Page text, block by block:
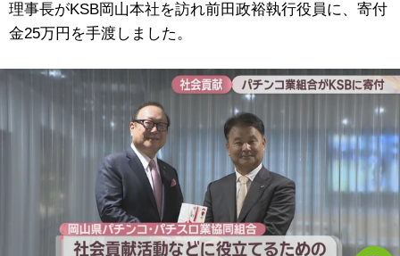
理事長がKSB岡山本社を訪れ前田政裕執行役員に、寄付
金25万円を手渡しました。